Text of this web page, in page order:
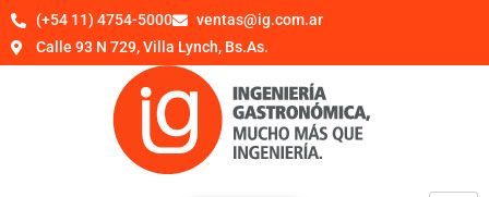
(+54 11) 4754-5000
ventas@ig.com.ar
Calle 93 N 729, Villa Lynch, Bs.As.